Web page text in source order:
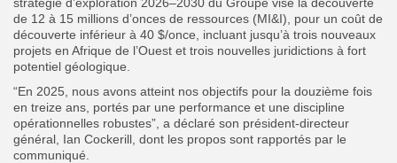
de 12 à 15 millions d’onces de ressources (MI&I), pour un coût de
découverte inférieur à 40 $/once, incluant jusqu’à trois nouveaux
projets en Afrique de l’Ouest et trois nouvelles juridictions à fort
potentiel géologique.
“En 2025, nous avons atteint nos objectifs pour la douzième fois
en treize ans, portés par une performance et une discipline
opérationnelles robustes”, a déclaré son président-directeur
général, Ian Cockerill, dont les propos sont rapportés par le
communiqué.